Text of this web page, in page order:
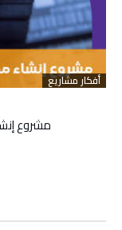
أفكار مشاريع
مشروع